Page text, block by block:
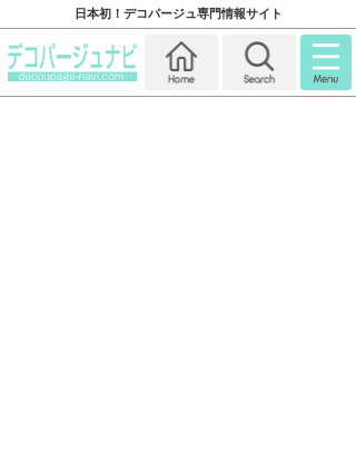
日本初！デコパージュ専門情報サイト